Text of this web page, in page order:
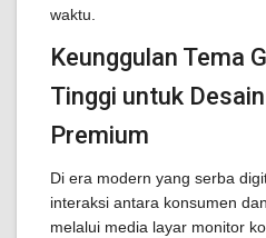
waktu.
Keunggulan Tema
Tinggi untuk
Premium
Di era modern yang serba
interaksi antara konsumen
melalui media layar monitor